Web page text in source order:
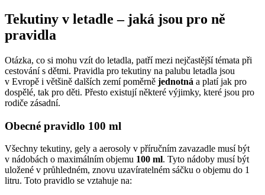
Tekutiny v letadle – jaká jsou pro ně
pravidla
Otázka, co si mohu vzít do letadla, patří mezi nejčastější témata při
cestování s dětmi. Pravidla pro tekutiny na palubu letadla jsou
v Evropě i většině dalších zemí poměrně jednotná a platí jak pro
dospělé, tak pro děti. Přesto existují některé výjimky, které jsou pro
rodiče zásadní.
Obecné pravidlo 100 ml
Všechny tekutiny, gely a aerosoly v příručním zavazadle musí být
v nádobách o maximálním objemu 100 ml. Tyto nádoby musí být
uložené v průhledném, znovu uzavíratelném sáčku o objemu do 1
litru. Toto pravidlo se vztahuje na: